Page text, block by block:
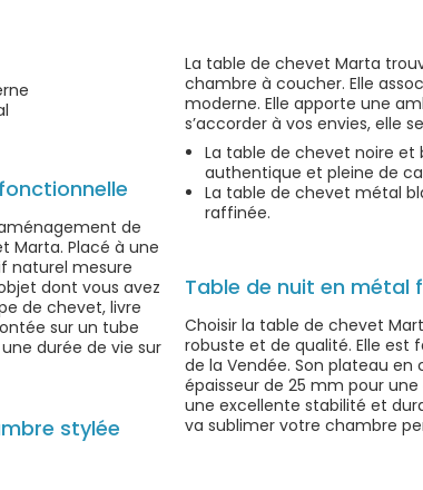
de
Placé à une
naturel mesure
dont vous avez
de chevet, livre
sur un tube
durée de vie sur
stylée
La table de chevet Marta
chambre à coucher. Elle
moderne. Elle apporte une
s’accorder à vos envies, elle
La table de chevet noire
authentique et pleine de
La table de chevet métal
raffinée.
Table de nuit en métal
Choisir la table de chevet
robuste et de qualité. Elle est
de la Vendée. Son plateau
épaisseur de 25 mm pour
une excellente stabilité et
va sublimer votre chambre